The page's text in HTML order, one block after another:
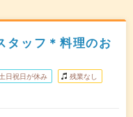
タッフ＊料理のお
土日祝日が休み 残業なし